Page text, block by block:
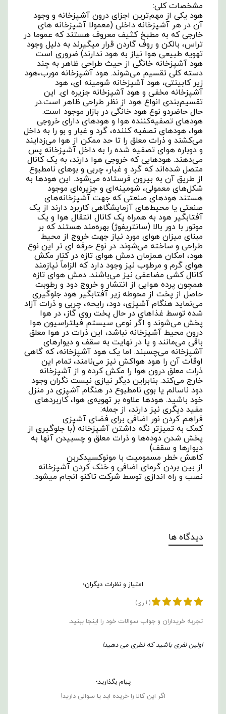
مشخصات کلی:
هود یکی از مهم‌ترین اجزای درون آشپزخانه و وجود
آن در هر آشپزخانه‌ داخلی (معمولا آشپزخانه های
خارجی که به مطبخ کثیف معروف هستند که عموما در
تراس، بالکن و روف گاردن قرار میگیرند به دلیل وجود
تهویه طبیعی هوا نیاز به هود ندارند) ضروری است
هود آشپزخانه خانگی از حیث طراحی ظاهر به چند
دسته کلی تقسیم می‌شوند. هود آشپزخانه مورب،هود
زیر کابینتی، هود آشپزخانه شومینه ای، هود
آشپزخانه مخفی و هود آشپزخانه جزیره ای. این
تقسیم‌بندی انواع هود از نظر طراحی ظاهر است.در
حال حاضردو نوع هود خانگی در بازار موجود است.
هودهای تصفیه‌کننده هوا و هودهای دارای خروجی
هوا، هودهای تصفیه کننده، گرد و غبار و بو را به داخل
می‌کشند و ذرات معلق را تا حد ممکن از هوا می‌زدایند
و دوباره هوای تصفیه شده را به داخل آشپزخانه پس
می‌دهند. هودهایی که خروجی هوا دارند، به یک کانال
متصل شده‌اند که گرد و غبار، چربی و بوهای نامطبوع
از طریق آن به بیرون فرستاده می‌شود. این هودها به
شکل‌های معمولی، شومینه‌ای و جزیره‌ای موجود
هستند هودهای صنعتی که جهت آشپزخانه‌های
صنعتی یا محیط‌های آزمایشگاهی کاربرد دارند از یک
آفتابگیر هود به همراه یک کانال انتقال هوا و یک
موتور با دور بالا (سانتریفوژ) بهره‌مند هستند که بر
مبنای میزان هوای مورد نیاز جهت خروج از محیط
طراحی و ساخته می‌شوند. در نوع حرفه ای تر این نوع
هود، امکان همزمان دمش هوای تازه در کنار مکش
هوای گرم و مرطوب نیز وجود دارد که الزاماً نیازمند
کانال کشی مضاعفی نیز می‌باشند. دمش هوای تازه
همچون پرده هوایی از انتشار و خروج دود و رطوبت
حاصل از پخت از محوطه زیر آفتابگیر هود جلوگیری
می‌نماید هنگام آشپزی، دود، رایحه، چربی و ذرات آزاد
شده توسط غذاهای در حال پخت روی گاز، در هوا
پخش می‌شوند و اگر نوعی سیستم فیلتراسیون هوا
درون محیط آشپزخانه نباشد، این ذرات در هوا معلق
باقی می‌مانند و یا در نهایت به سقف و دیوارهای
آشپزخانه می‌چسبند. اما یک هود آشپزخانه، که گاهی
اوقات آن را هود هواکش نیز می‌نامند، تمام این
ذرات معلق درون هوا را مکش کرده و از آشپزخانه
خارج می‌کند. بنابراین دیگر نیازی نیست نگران وجود
دود ناسالم یا بوی نامطبوع در هنگام آشپزی در منزل
خود باشید. هودها علاوه بر تهویه‌ی هوا، کاربردهای
مفید دیگری نیز دارند، از جمله:
فراهم کردن نور اضافی برای فضای آشپزی
کمک به تمیزتر نگه داشتن آشپزخانه (با جلوگیری از
پخش شدن دوده‌ها و ذرات معلق و چسبیدن آنها به
دیوارها و سقف)
کاهش خطر مسمومیت با مونوکسیدکربن
از بین بردن گرمای اضافی و خنک کردن آشپزخانه
نصب و راه اندازی توسط شرکت تاکنو انجام میشود.
دیدگاه ها
امتیاز و نظرات دیگران؛
(
1 رای)
تجربه خریداران و جواب سوالات خود را اینجا ببنید.
اولین نفری باشید که نظری می دهید!
پیام بگذارید؛
اگر این کالا را خریده اید یا سوالی دارید!